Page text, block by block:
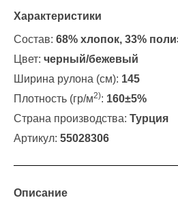
Характеристики
Состав: 68% хлопок, 33%
Цвет: черный/бежевый
Ширина рулона (см): 145
Плотность (гр/м2): 160±5%
Страна производства: Турция
Артикул: 55028306
Описание